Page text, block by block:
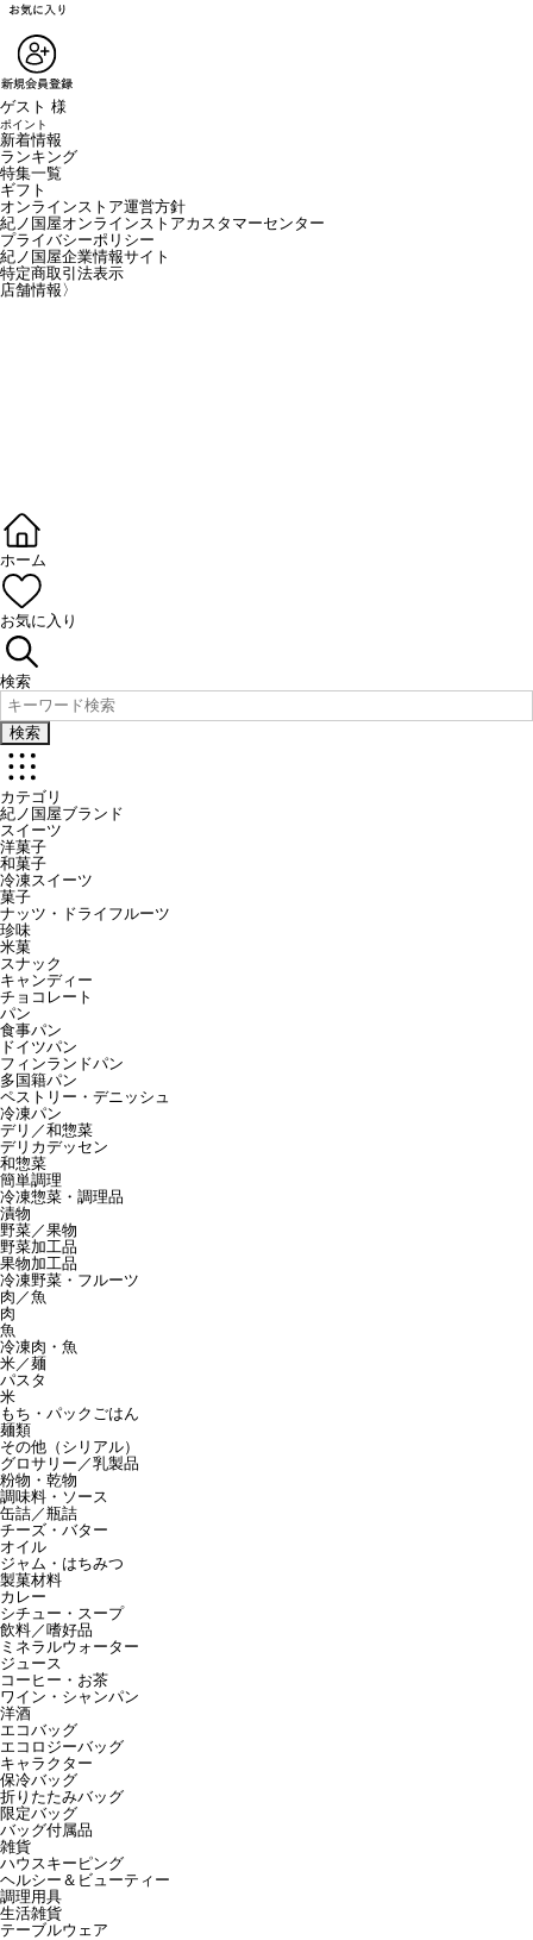
ゲスト 様
ポイント
新着情報
ランキング
特集一覧
ギフト
オンラインストア運営方針
紀ノ国屋オンラインストアカスタマーセンター
プライバシーポリシー
紀ノ国屋企業情報サイト
特定商取引法表示
店舗情報 〉
ホーム
お気に入り
検索
検索
カテゴリ
紀ノ国屋ブランド
スイーツ
洋菓子
和菓子
冷凍スイーツ
菓子
ナッツ・ドライフルーツ
珍味
米菓
スナック
キャンディー
チョコレート
パン
食事パン
ドイツパン
フィンランドパン
多国籍パン
ペストリー・デニッシュ
冷凍パン
デリ／和惣菜
デリカデッセン
和惣菜
簡単調理
冷凍惣菜・調理品
漬物
野菜／果物
野菜加工品
果物加工品
冷凍野菜・フルーツ
肉／魚
肉
魚
冷凍肉・魚
米／麺
パスタ
米
もち・パックごはん
麺類
その他（シリアル）
グロサリー／乳製品
粉物・乾物
調味料・ソース
缶詰／瓶詰
チーズ・バター
オイル
ジャム・はちみつ
製菓材料
カレー
シチュー・スープ
飲料／嗜好品
ミネラルウォーター
ジュース
コーヒー・お茶
ワイン・シャンパン
洋酒
エコバッグ
エコロジーバッグ
キャラクター
保冷バッグ
折りたたみバッグ
限定バッグ
バッグ付属品
雑貨
ハウスキーピング
ヘルシー＆ビューティー
調理用具
生活雑貨
テーブルウェア